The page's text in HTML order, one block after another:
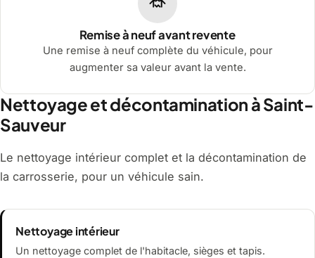
Remise à neuf avant revente
Une remise à neuf complète du véhicule, pour
augmenter sa valeur avant la vente.
Nettoyage et décontamination à Saint-
Sauveur
Le nettoyage intérieur complet et la décontamination de
la carrosserie, pour un véhicule sain.
Nettoyage intérieur
Un nettoyage complet de l'habitacle, sièges et tapis.